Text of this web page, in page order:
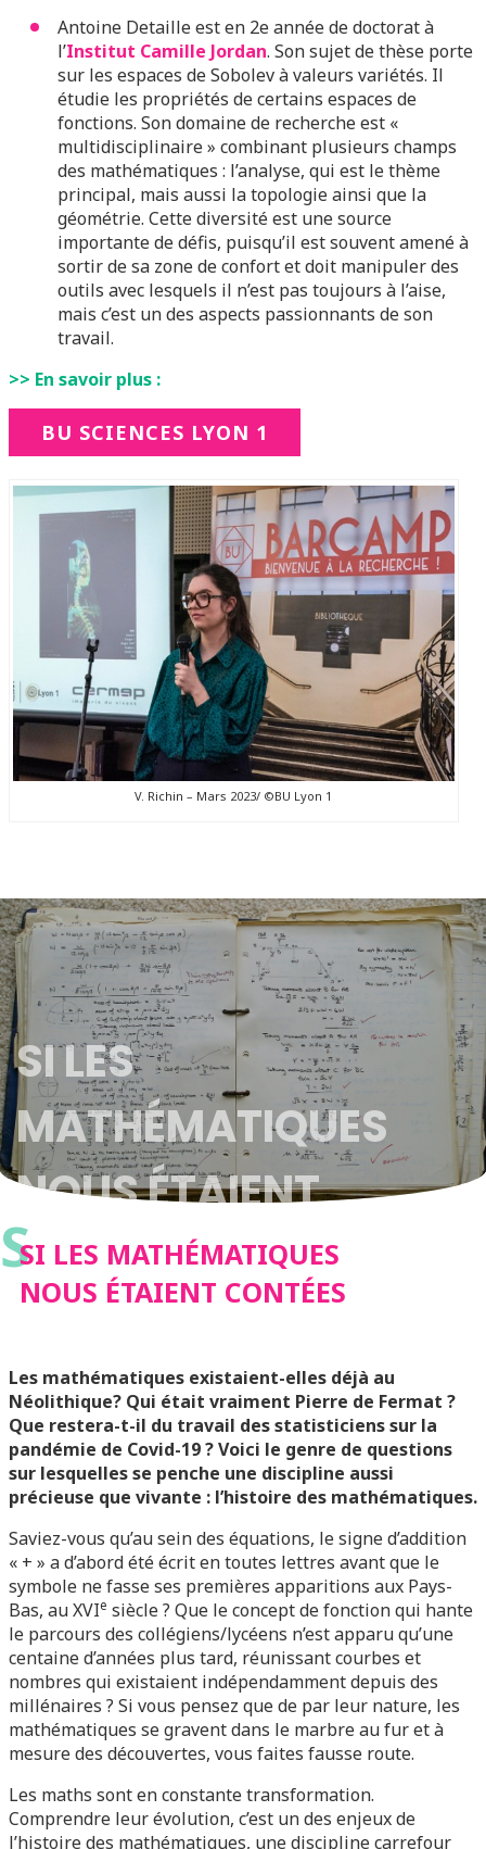
Antoine Detaille est en 2e année de doctorat à
l’Institut Camille Jordan. Son sujet de thèse porte
sur les espaces de Sobolev à valeurs variétés. Il
étudie les propriétés de certains espaces de
fonctions. Son domaine de recherche est «
multidisciplinaire » combinant plusieurs champs
des mathématiques : l’analyse, qui est le thème
principal, mais aussi la topologie ainsi que la
géométrie. Cette diversité est une source
importante de défis, puisqu’il est souvent amené à
sortir de sa zone de confort et doit manipuler des
outils avec lesquels il n’est pas toujours à l’aise,
mais c’est un des aspects passionnants de son
travail.
>> En savoir plus :
BU SCIENCES LYON 1
V. Richin – Mars 2023/ ©BU Lyon 1
SI LES
MATHÉMATIQUES
NOUS ÉTAIENT
CONTÉES
SSI LES MATHÉMATIQUES
NOUS ÉTAIENT CONTÉES
Les mathématiques existaient-elles déjà au
Néolithique? Qui était vraiment Pierre de Fermat ?
Que restera-t-il du travail des statisticiens sur la
pandémie de Covid-19 ? Voici le genre de questions
sur lesquelles se penche une discipline aussi
précieuse que vivante : l’histoire des mathématiques.
Saviez-vous qu’au sein des équations, le signe d’addition
« + » a d’abord été écrit en toutes lettres avant que le
symbole ne fasse ses premières apparitions aux Pays-
Bas, au XVIe siècle ? Que le concept de fonction qui hante
le parcours des collégiens/lycéens n’est apparu qu’une
centaine d’années plus tard, réunissant courbes et
nombres qui existaient indépendamment depuis des
millénaires ? Si vous pensez que de par leur nature, les
mathématiques se gravent dans le marbre au fur et à
mesure des découvertes, vous faites fausse route.
Les maths sont en constante transformation.
Comprendre leur évolution, c’est un des enjeux de
l’histoire des mathématiques, une discipline carrefour